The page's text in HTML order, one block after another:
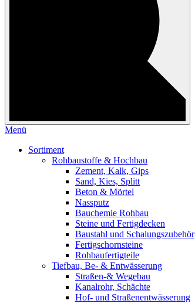
Menü
Sortiment
Rohbaustoffe & Hochbau
Zement, Kalk, Gips
Sand, Kies, Splitt
Beton & Mörtel
Nassputz
Bauchemie Rohbau
Steine und Fertigdecken
Baustahl und Schalungszubehör
Fertigschornsteine
Rohbaufertigteile
Tiefbau, Be- & Entwässerung
Straßen-& Wegebau
Kanalrohr, Schächte
Hof- und Straßenentwässerung